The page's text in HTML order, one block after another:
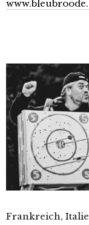
Frankreich,